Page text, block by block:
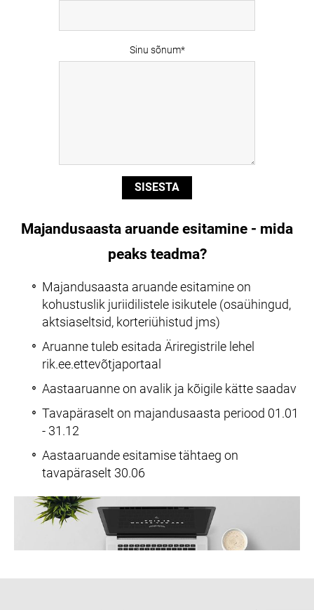
Sinu sõnum
Majandusaasta aruande esitamine - mida
peaks teadma?
Majandusaasta aruande esitamine on
kohustuslik juriidilistele isikutele (osaühingud,
aktsiaseltsid, korteriühistud jms)
Aruanne tuleb esitada Äriregistrile lehel
rik.ee.ettevõtjaportaal
Aastaaruanne on avalik ja kõigile kätte saadav
Tavapäraselt on majandusaasta periood 01.01
- 31.12
Aastaaruande esitamise tähtaeg on
tavapäraselt 30.06